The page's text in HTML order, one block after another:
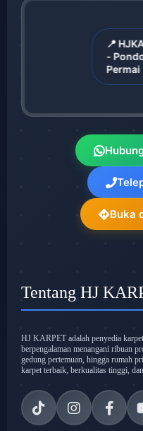
📍
-
Permai
Buka
Tentang HJ
HJ KARPET adalah penyedia
berpengalaman menangani ribuan
gedung pertemuan, hingga rumah
karpet terbaik, berkualitas tinggi,